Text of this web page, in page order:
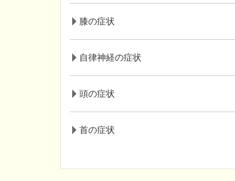
膝の症状
自律神経の症状
頭の症状
首の症状